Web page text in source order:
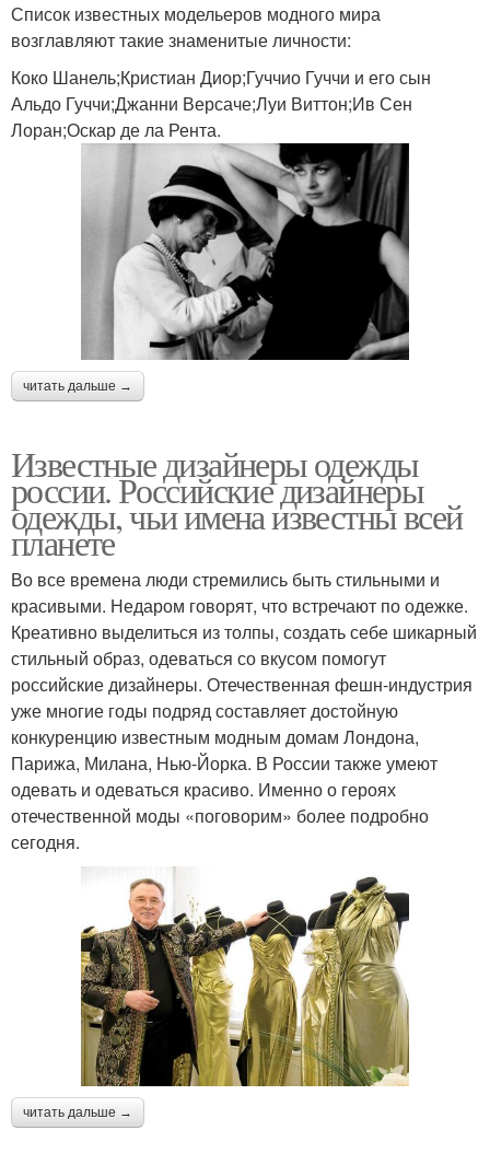
Список известных модельеров модного мира
возглавляют такие знаменитые личности:
Коко Шанель;Кристиан Диор;Гуччио Гуччи и его сын
Альдо Гуччи;Джанни Версаче;Луи Виттон;Ив Сен
Лоран;Оскар де ла Рента.
читать дальше →
Известные дизайнеры одежды
россии. Российские дизайнеры
одежды, чьи имена известны всей
планете
Во все времена люди стремились быть стильными и
красивыми. Недаром говорят, что встречают по одежке.
Креативно выделиться из толпы, создать себе шикарный
стильный образ, одеваться со вкусом помогут
российские дизайнеры. Отечественная фешн-индустрия
уже многие годы подряд составляет достойную
конкуренцию известным модным домам Лондона,
Парижа, Милана, Нью-Йорка. В России также умеют
одевать и одеваться красиво. Именно о героях
отечественной моды «поговорим» более подробно
сегодня.
читать дальше →